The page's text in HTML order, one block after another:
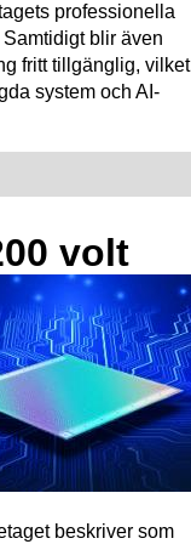
professionella
blir även
fritt tillgänglig, vilket
system och AI-
volt
beskriver som